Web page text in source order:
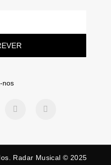
nos
Radar Musical © 2025